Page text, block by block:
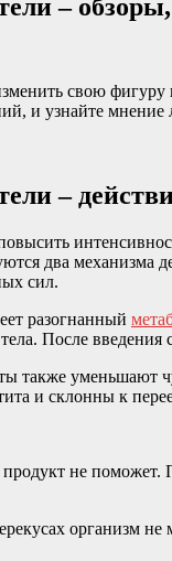
–
свою фигуру
и узнайте мнение
–
два механизма
сил.
разогнанный
После
также уменьшают
и склонны к
не
организм не